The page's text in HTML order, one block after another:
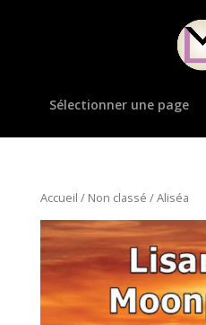
Sélectionner une page
Accueil / Non classé / Aliséa